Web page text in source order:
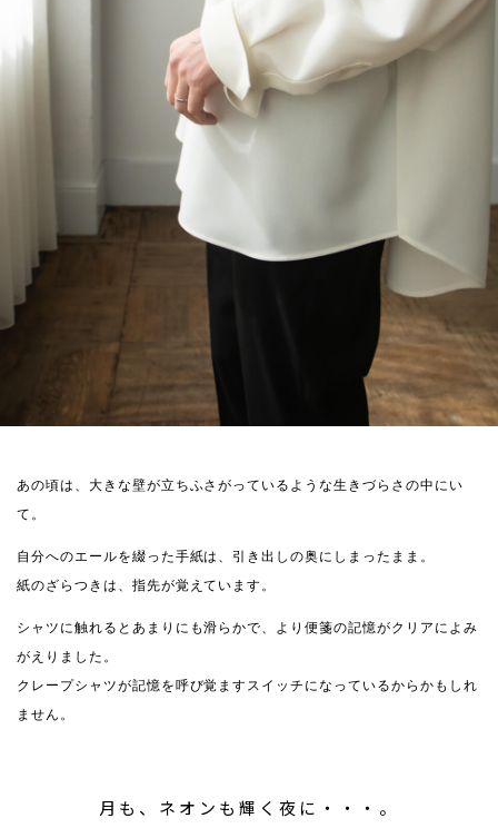
あの頃は、大きな壁が立ちふさがっているような生きづらさの中にい
て。
自分へのエールを綴った手紙は、引き出しの奥にしまったまま。
紙のざらつきは、指先が覚えています。
シャツに触れるとあまりにも滑らかで、より便箋の記憶がクリアによみ
がえりました。
クレープシャツが記憶を呼び覚ますスイッチになっているからかもしれ
ません。
月も、ネオンも輝く夜に・・・。